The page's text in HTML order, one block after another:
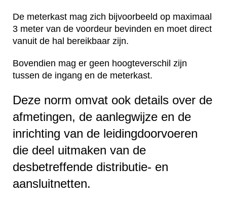
De meterkast mag zich bijvoorbeeld op maximaal
3 meter van de voordeur bevinden en moet direct
vanuit de hal bereikbaar zijn.
Bovendien mag er geen hoogteverschil zijn
tussen de ingang en de meterkast.
Deze norm omvat ook details over de
afmetingen, de aanlegwijze en de
inrichting van de leidingdoorvoeren
die deel uitmaken van de
desbetreffende distributie- en
aansluitnetten.